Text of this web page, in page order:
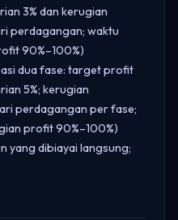
3% dan kerugian
perdagangan; waktu
90%–100%)
dua fase: target profit
5%; kerugian
perdagangan per fase;
profit 90%–100%)
yang dibiayai langsung;